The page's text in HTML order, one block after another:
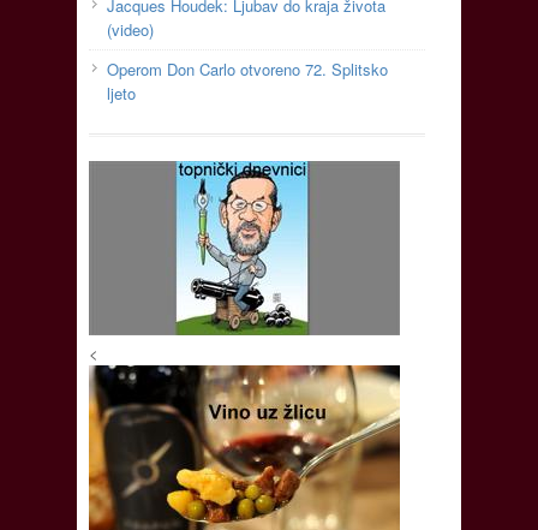
Jacques Houdek: Ljubav do kraja života
(video)
Operom Don Carlo otvoreno 72. Splitsko
ljeto
<